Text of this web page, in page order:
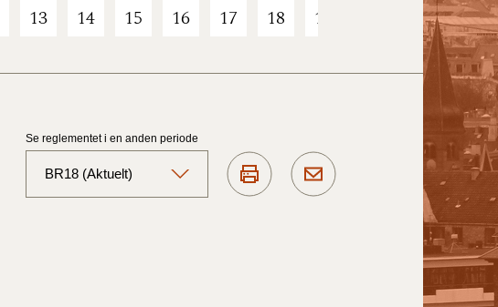
13 14 15 16 17 18 19 21 22
Se reglementet i en anden periode
BR18 (Aktuelt)